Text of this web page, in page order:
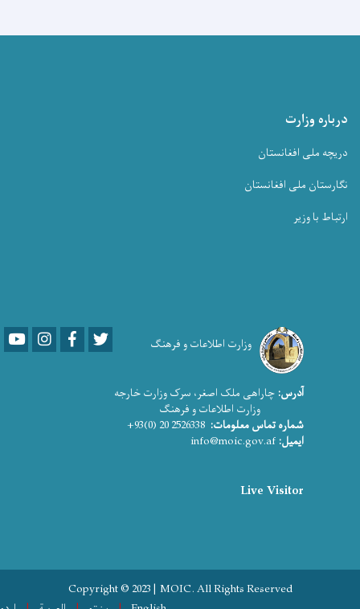
درباره وزارت
دریچه ملی افغانستان
نگارستان ملی افغانستان
ارتباط با وزیر
وزارت اطلاعات و فرهنگ YoutubeLinkedInFacebook
آدرس: چاراهی ملک اصغر، سرک وزارت خارجه
وزارت اطلاعات و فرهنگ
شماره تماس معلومات:
ایمیل:
Live Visitor
Copyright © 2023 | MOIC. All Rights Reserved